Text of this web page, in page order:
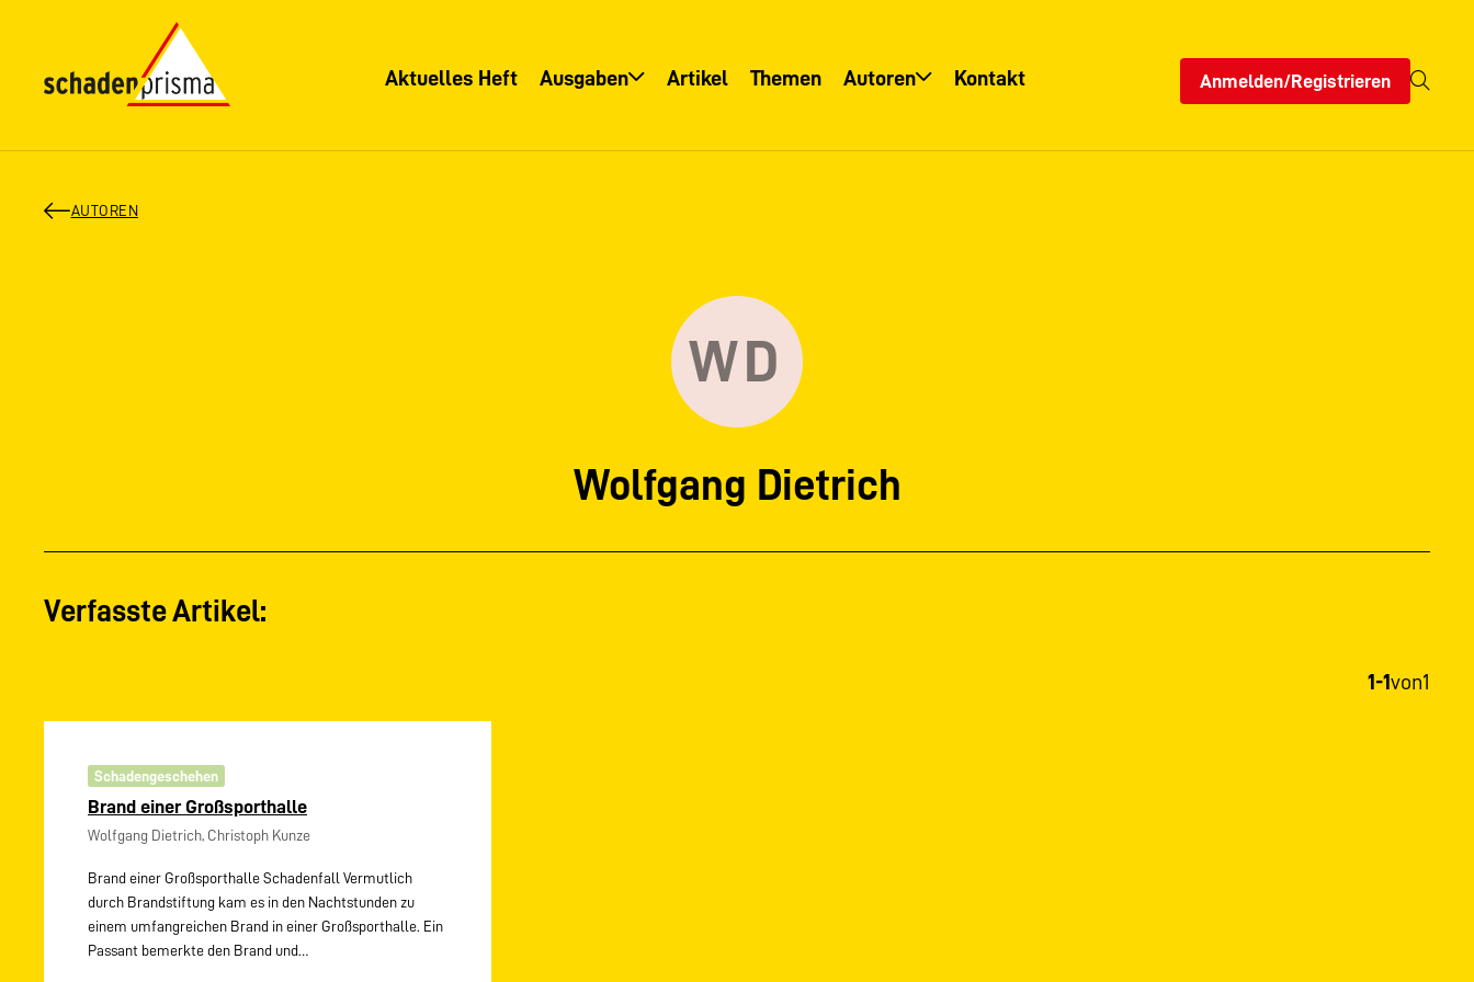
Aktuelles Heft Ausgaben Artikel Themen Autoren Kontakt Anmelden/Registrieren
AUTOREN
WD
Wolfgang Dietrich
Verfasste Artikel:
1-1 von1
Schadengeschehen
Brand einer Großsporthalle
Wolfgang Dietrich, Christoph Kunze
Brand einer Großsporthalle Schadenfall Vermutlich
durch Brandstiftung kam es in den Nachtstunden zu
einem umfangreichen Brand in einer Großsporthalle. Ein
Passant bemerkte den Brand und…